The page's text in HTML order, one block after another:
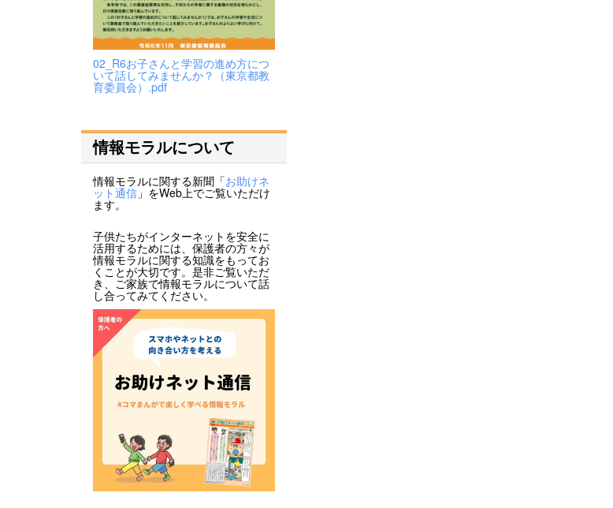
02_R6お子さんと学習の進め方につ
いて話してみませんか？（東京都教
育委員会）.pdf
情報モラルについて
情報モラルに関する新聞「お助けネ
ット通信 」をWeb上でご覧いただけ
ます。
子供たちがインターネットを安全に
活用するためには、保護者の方々が
情報モラルに関する知識をもってお
くことが大切です。是非ご覧いただ
き、ご家族で情報モラルについて話
し合ってみてください。